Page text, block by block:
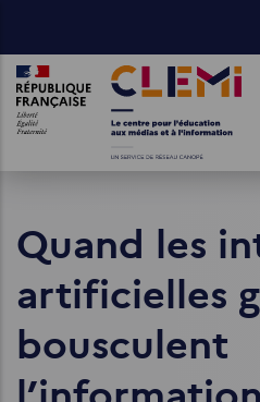
contenu
principal
Images Images
Quand les
artificielles
bousculent